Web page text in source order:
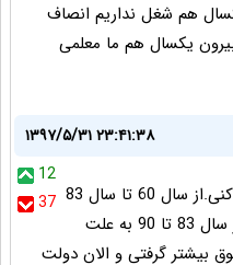
هم شغل نداریم انصاف
یکسال هم ما معلمی
۱۳۹۷/۵/۳۱ ۲۳:۴۱:۳۸
12
37 چرا سال پایه را 88 حساب می کنی.از سال 60 تا سال 83
زیر صد دلار حقوق می گرفتی از سال 83 تا 90 به علت
بیشتر گرفتی و الان دولت